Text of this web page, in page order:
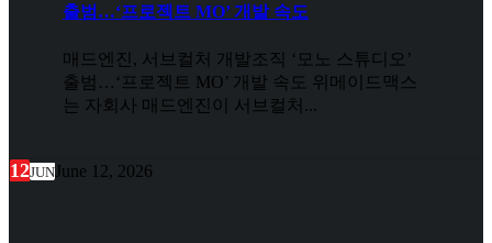
출범…‘프로젝트 MO’ 개발 속도
매드엔진, 서브컬처 개발조직 ‘모노 스튜디오’
출범…‘프로젝트 MO’ 개발 속도 위메이드맥스
는 자회사 매드엔진이 서브컬처...
12JUN June 12, 2026